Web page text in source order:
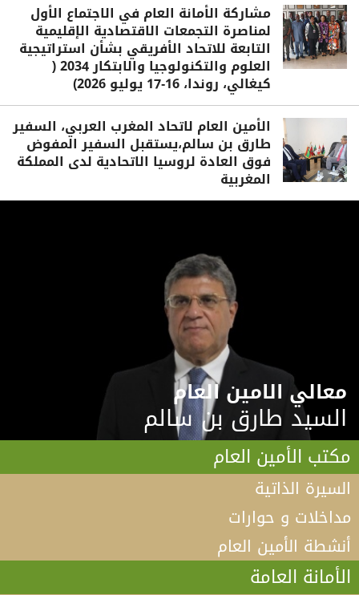
مشاركة الأمانة العام في الاجتماع الأول
لمناصرة التجمعات الاقتصادية الإقليمية
التابعة للاتحاد الأفريقي بشأن استراتيجية
العلوم والتكنولوجيا والابتكار 2034 (
كيغالي، روندا، 16-17 يوليو 2026)
الأمين العام لاتحاد المغرب العربي، السفير
طارق بن سالم،يستقبل السفير المفوض
فوق العادة لروسيا الاتحادية لدى المملكة
المغربية
معالي الامين العام
السيد طارق بن سالم
مكتب الأمين العام
السيرة الذاتية
مداخلات و حوارات
أنشطة الأمين العام
الأمانة العامة